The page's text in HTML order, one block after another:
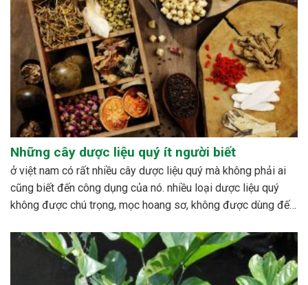
Những cây dược liệu quý ít người biết
ở việt nam có rất nhiều cây dược liệu quý mà không phải ai
cũng biết đến công dụng của nó. nhiều loại dược liệu quý
không được chú trọng, mọc hoang sơ, không được dùng đến,